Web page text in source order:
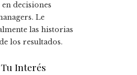
decisiones
Le
las historias
los resultados.
Interés